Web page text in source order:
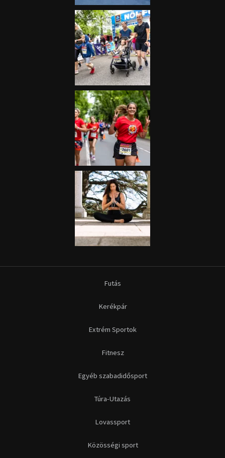
Futás
Kerékpár
Extrém Sportok
Fitnesz
Egyéb szabadidősport
Túra-Utazás
Lovassport
Közösségi sport